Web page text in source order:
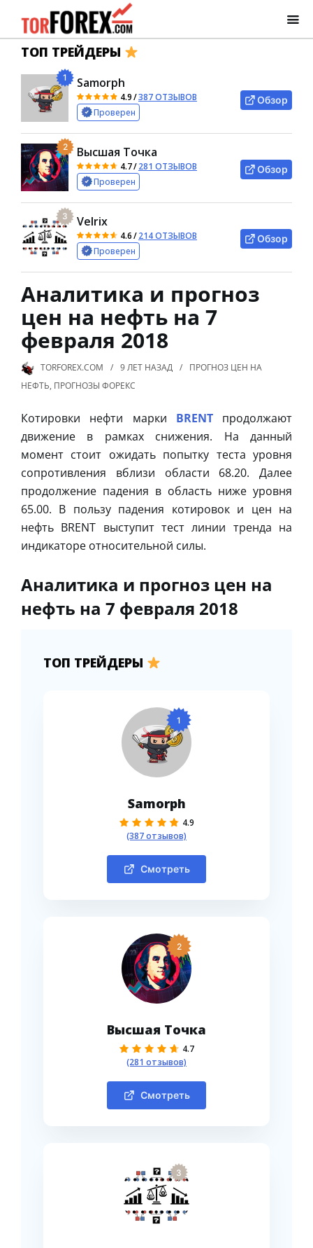
ТОП ТРЕЙДЕРЫ
1 Samorph
4.9/387 ОТЗЫВОВ
Проверен
Обзор
2 Высшая Точка
4.7/281 ОТЗЫВОВ
Проверен
Обзор
3 Velrix
4.6/214 ОТЗЫВОВ
Проверен
Обзор
Аналитика и прогноз
цен на нефть на 7
февраля 2018
TORFOREX.COM 9 ЛЕТ НАЗАД
ПРОГНОЗ ЦЕН НА
НЕФТЬ, ПРОГНОЗЫ ФОРЕКС
Котировки нефти марки BRENTпродолжают
движение в рамках снижения. На данный
момент стоит ожидать попытку теста уровня
сопротивления вблизи области 68.20. Далее
продолжение падения в область ниже уровня
65.00. В пользу падения котировок и цен на
нефть BRENT выступит тест линии тренда на
индикаторе относительной силы.
Аналитика и прогноз цен на
нефть на 7 февраля 2018
ТОП ТРЕЙДЕРЫ
1
Samorph
4.9
(387 отзывов)
Смотреть
2
Высшая Точка
4.7
(281 отзывов)
Смотреть
3